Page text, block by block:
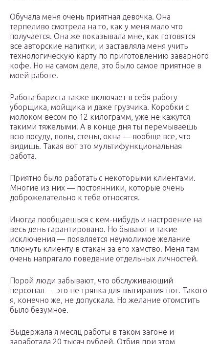
Обучала меня очень приятная девочка. Она
терпеливо смотрела на то, как у меня мало что
получается. Она же показывала мне, как готовятся
все авторские напитки, и заставляла меня учить
технологическую карту по приготовлению заварного
кофе. Но на самом деле, это было самое приятное в
моей работе.
Работа бариста также включает в себя работу
уборщика, мойщика и даже грузчика. Коробки с
молоком весом по 12 килограмм, уже не кажутся
такими тяжелыми. А в конце дня ты перемываешь
всю посуду, полы, стены, окна — вообще все, что
видишь. Такая вот это мультифункциональная
работа.
Приятно было работать с некоторыми клиентами.
Многие из них — постоянники, которые очень
доброжелательно к тебе относятся.
Иногда пообщаешься с кем-нибудь и настроение на
весь день гарантировано. Но бывают и такие
исключения — появляется неумолимое желание
плюнуть клиенту в стакан за его хамство. Меня там
очень напрягало поведение отдельных личностей.
Порой люди забывают, что обслуживающий
персонал — это не тряпка для вытирания ног. Такого
я, конечно же, не допускала. Но желание отомстить
было безумное.
Выдержала я месяц работы в таком загоне и
заработала 20 тысяч рублей. Отбив при этом